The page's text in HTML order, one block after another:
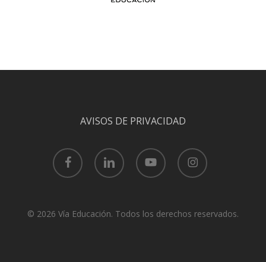
AVISOS DE PRIVACIDAD
facebook linkedin youtube instagram
© 2026 Vía Educación. Todos los derechos reservados.